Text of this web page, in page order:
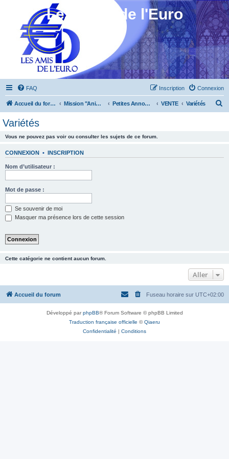
Les Amis de l'Euro
FAQ Connexion
Inscription
Accueil du forum Mission "Animation" Petites Annonces VENTE Variétés
Variétés
Vous ne pouvez pas voir ou consulter les sujets de ce forum.
CONNEXION • INSCRIPTION
Nom d’utilisateur :
Mot de passe :
Se souvenir de moi
Masquer ma présence lors de cette session
Cette catégorie ne contient aucun forum.
Aller
Accueil du forum Fuseau horaire sur UTC+02:00
Développé parphpBB® Forum Software © phpBB Limited
Traduction française officielle ©Qiaeru
Confidentialité | Conditions